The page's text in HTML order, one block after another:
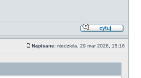
Napisane: niedziela, 29 mar 2026, 15:16